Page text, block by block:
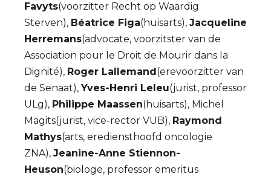
Favyts(voorzitter Recht op Waardig
Sterven), Béatrice Figa(huisarts), Jacqueline
Herremans(advocate, voorzitster van de
Association pour le Droit de Mourir dans la
Dignité), Roger Lallemand(erevoorzitter van
de Senaat), Yves-Henri Leleu(jurist, professor
ULg), Philippe Maassen(huisarts), Michel
Magits(jurist, vice-rector VUB), Raymond
Mathys(arts, erediensthoofd oncologie
ZNA), Jeanine-Anne Stiennon-
Heuson(biologe, professor emeritus